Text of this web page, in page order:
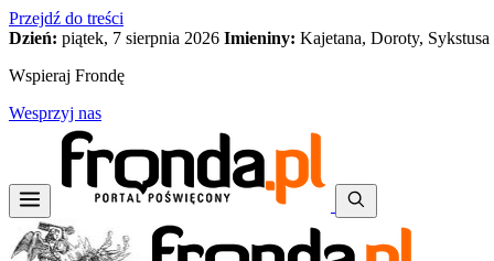
Przejdź do treści
Dzień: piątek, 7 sierpnia 2026 Imieniny: Kajetana, Doroty, Sykstusa
Wspieraj Frondę
Wesprzyj nas